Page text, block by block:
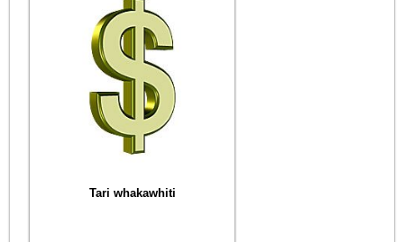
Tari whakawhiti